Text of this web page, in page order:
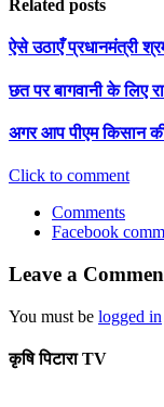
Related posts
ऐसे उठाएँ प्रधानमंत्री
छत पर बागवानी के लिए
अगर आप पीएम किसान
Click to comment
Comments
Facebook
Leave a
You must be logged in
कृषि पिटारा TV